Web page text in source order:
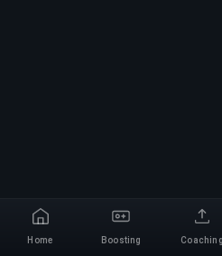
Home Boosting Coaching